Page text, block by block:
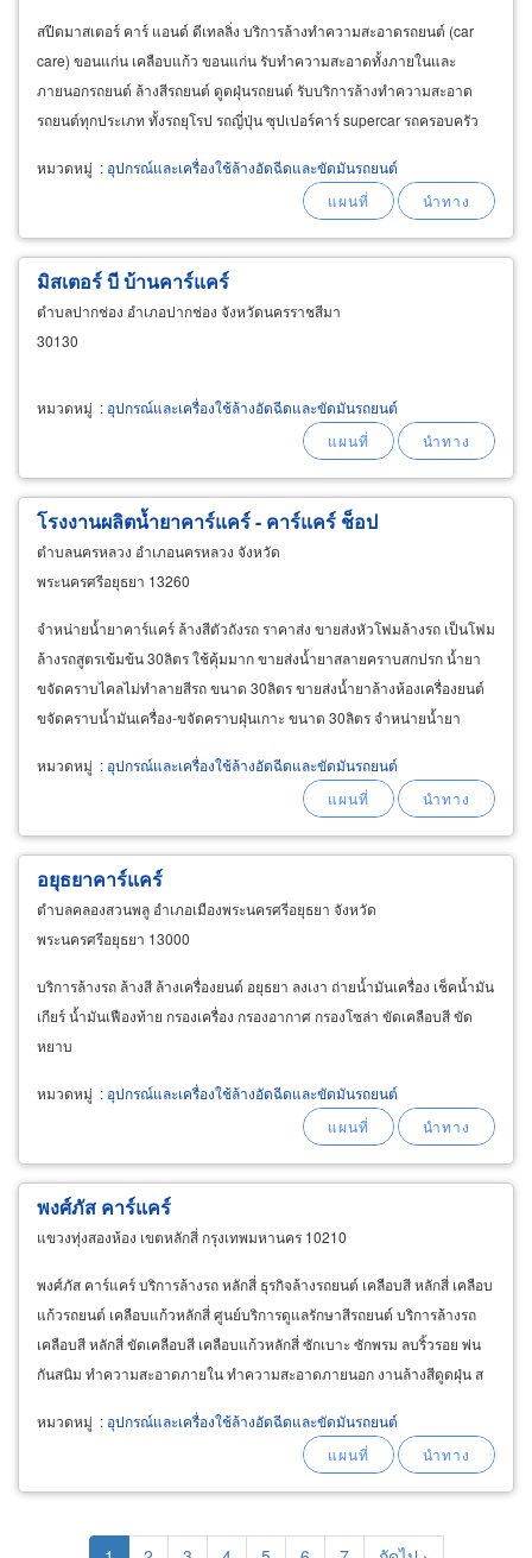
สปีดมาสเตอร์ คาร์ แอนด์ ดีเทลลิ่ง บริการล้างทำความสะอาดรถยนต์ (car
care) ขอนแก่น เคลือบแก้ว ขอนแก่น รับทำความสะอาดทั้งภายในและ
ภายนอกรถยนต์ ล้างสีรถยนต์ ดูดฝุ่นรถยนต์ รับบริการล้างทำความสะอาด
รถยนต์ทุกประเภท ทั้งรถยุโรป รถญี่ปุ่น ซุปเปอร์คาร์ supercar รถครอบครัว
หมวดหมู่ : อุปกรณ์และเครื่องใช้ล้างอัดฉีดและขัดมันรถยนต์
มิสเตอร์ บี บ้านคาร์แคร์
ตำบลปากช่อง อำเภอปากช่อง จังหวัดนครราชสีมา
30130
หมวดหมู่ : อุปกรณ์และเครื่องใช้ล้างอัดฉีดและขัดมันรถยนต์
โรงงานผลิตน้ำยาคาร์แคร์ - คาร์แคร์ ช็อป
ตำบลนครหลวง อำเภอนครหลวง จังหวัด
พระนครศรีอยุธยา 13260
จำหน่ายน้ำยาคาร์แคร์ ล้างสีตัวถังรถ ราคาส่ง ขายส่งหัวโฟมล้างรถ เป็นโฟม
ล้างรถสูตรเข้มข้น 30ลิตร ใช้คุ้มมาก ขายส่งน้ำยาสลายคราบสกปรก น้ำยา
ขจัดคราบไคลไม่ทำลายสีรถ ขนาด 30ลิตร ขายส่งน้ำยาล้างห้องเครื่องยนต์
ขจัดคราบน้ำมันเครื่อง-ขจัดคราบฝุ่นเกาะ ขนาด 30ลิตร จำหน่ายน้ำยา
หมวดหมู่ : อุปกรณ์และเครื่องใช้ล้างอัดฉีดและขัดมันรถยนต์
อยุธยาคาร์แคร์
ตำบลคลองสวนพลู อำเภอเมืองพระนครศรีอยุธยา จังหวัด
พระนครศรีอยุธยา 13000
บริการล้างรถ ล้างสี ล้างเครื่องยนต์ อยุธยา ลงเงา ถ่ายน้ำมันเครื่อง เช็คน้ำมัน
เกียร์ น้ำมันเฟืองท้าย กรองเครื่อง กรองอากาศ กรองโซล่า ขัดเคลือบสี ขัด
หยาบ
หมวดหมู่ : อุปกรณ์และเครื่องใช้ล้างอัดฉีดและขัดมันรถยนต์
พงศ์ภัส คาร์แคร์
แขวงทุ่งสองห้อง เขตหลักสี่ กรุงเทพมหานคร 10210
พงศ์ภัส คาร์แคร์ บริการล้างรถ หลักสี่ ธุรกิจล้างรถยนต์ เคลือบสี หลักสี่ เคลือบ
แก้วรถยนต์ เคลือบแก้วหลักสี่ ศูนย์บริการดูแลรักษาสีรถยนต์ บริการล้างรถ
เคลือบสี หลักสี่ ขัดเคลือบสี เคลือบแก้วหลักสี่ ซักเบาะ ซักพรม ลบริ้วรอย พ่น
กันสนิม ทำความสะอาดภายใน ทำความสะอาดภายนอก งานล้างสีดูดฝุ่น ส
หมวดหมู่ : อุปกรณ์และเครื่องใช้ล้างอัดฉีดและขัดมันรถยนต์
Pagination